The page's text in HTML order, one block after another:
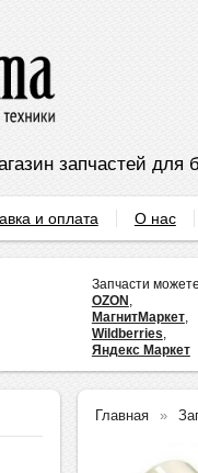
запчастей для
и оплата О нас
Запчасти
OZON ,
МагнитМаркет,
Wildberries,
Яндекс Маркет
Главная